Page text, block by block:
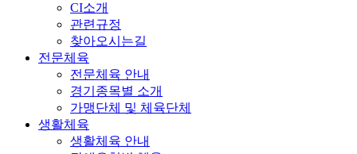
CI소개
관련규정
찾아오시는길
전문체육
전문체육 안내
경기종목별 소개
가맹단체 및 체육단체
생활체육
생활체육 안내